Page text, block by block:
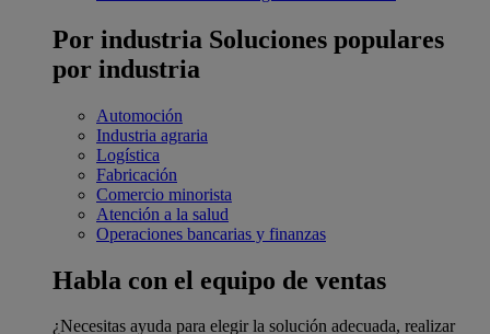
Por industria Soluciones populares
por industria
Automoción
Industria agraria
Logística
Fabricación
Comercio minorista
Atención a la salud
Operaciones bancarias y finanzas
Habla con el equipo de ventas
¿Necesitas ayuda para elegir la solución adecuada, realizar